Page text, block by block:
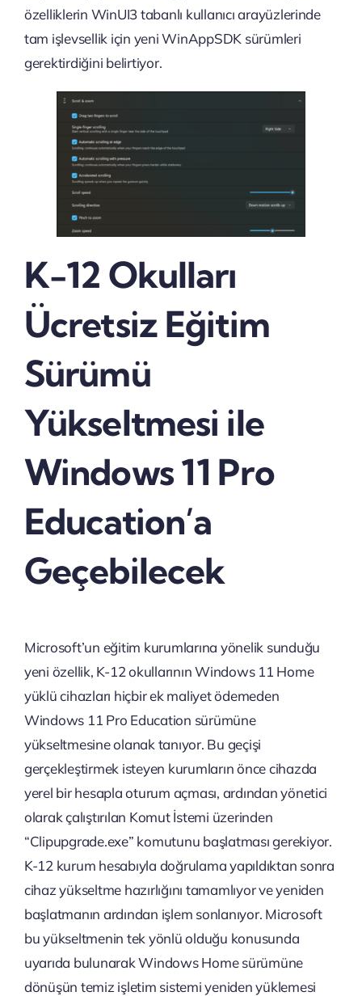
özelliklerin WinUI3 tabanlı kullanıcı arayüzlerinde
tam işlevsellik için yeni WinAppSDK sürümleri
gerektirdiğini belirtiyor.
K-12 Okulları
Ücretsiz Eğitim
Sürümü
Yükseltmesi ile
Windows 11 Pro
Education’a
Geçebilecek
Microsoft’un eğitim kurumlarına yönelik sunduğu
yeni özellik, K-12 okullarının Windows 11 Home
yüklü cihazları hiçbir ek maliyet ödemeden
Windows 11 Pro Education sürümüne
yükseltmesine olanak tanıyor. Bu geçişi
gerçekleştirmek isteyen kurumların önce cihazda
yerel bir hesapla oturum açması, ardından yönetici
olarak çalıştırılan Komut İstemi üzerinden
“Clipupgrade.exe” komutunu başlatması gerekiyor.
K-12 kurum hesabıyla doğrulama yapıldıktan sonra
cihaz yükseltme hazırlığını tamamlıyor ve yeniden
başlatmanın ardından işlem sonlanıyor. Microsoft
bu yükseltmenin tek yönlü olduğu konusunda
uyarıda bulunarak Windows Home sürümüne
dönüşün temiz işletim sistemi yeniden yüklemesi